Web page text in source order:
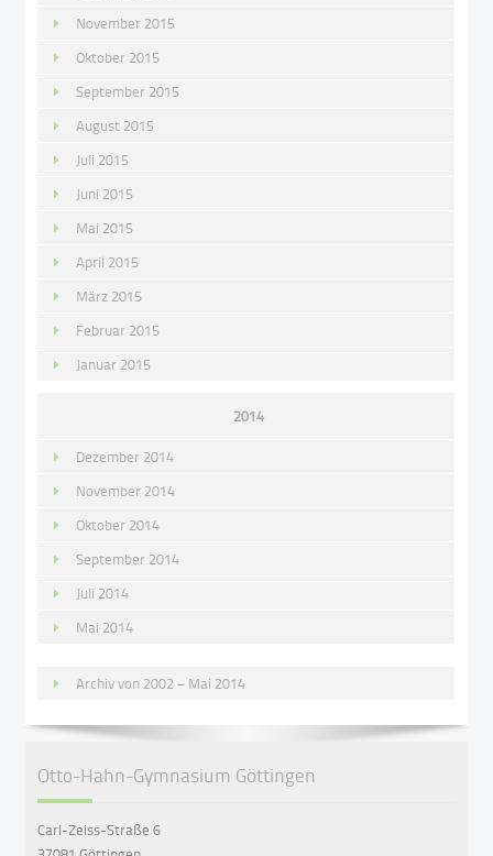
November 2015
Oktober 2015
September 2015
August 2015
Juli 2015
Juni 2015
Mai 2015
April 2015
März 2015
Februar 2015
Januar 2015
2014
Dezember 2014
November 2014
Oktober 2014
September 2014
Juli 2014
Mai 2014
Archiv von 2002 – Mai 2014
Otto-Hahn-Gymnasium Göttingen
Carl-Zeiss-Straße 6